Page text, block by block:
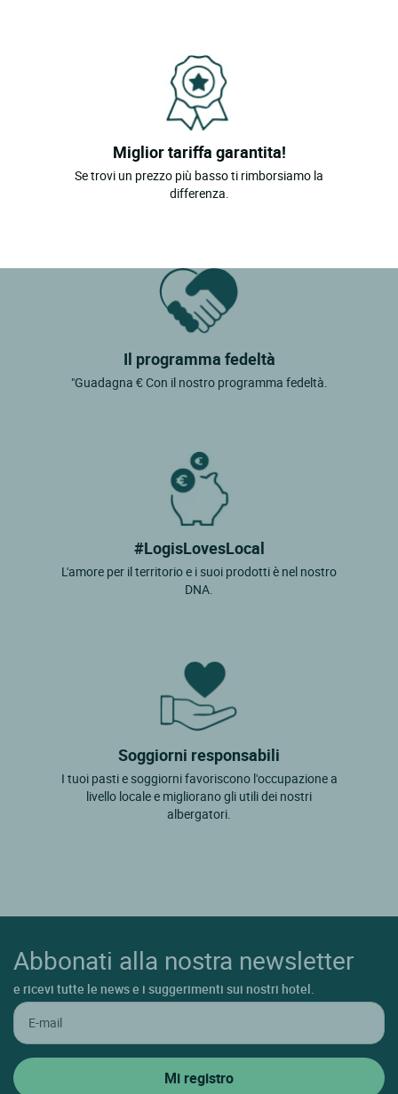
Miglior tariffa garantita!
Se trovi un prezzo più basso ti rimborsiamo la
differenza.
Il programma fedeltà
"Guadagna € Con il nostro programma fedeltà.
#LogisLovesLocal
L'amore per il territorio e i suoi prodotti è nel nostro
DNA.
Soggiorni responsabili
I tuoi pasti e soggiorni favoriscono l'occupazione a
livello locale e migliorano gli utili dei nostri
albergatori.
Abbonati alla nostra newsletter
e ricevi tutte le news e i suggerimenti sui nostri hotel.